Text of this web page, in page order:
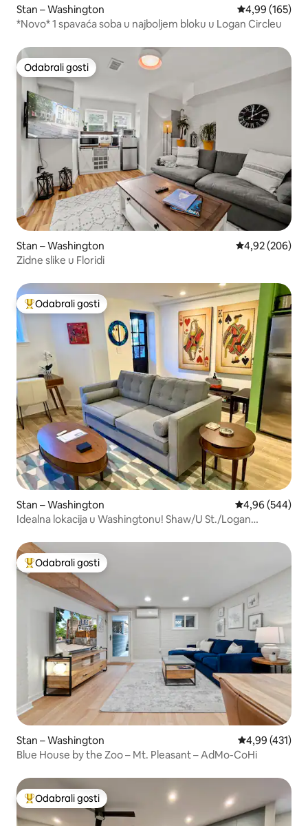
Stan – Washington Prosječna
4,99 (165)
*Novo* 1 spavaća soba u najboljem bloku u Logan Circleu
Odabrali gosti
Odabrali gosti
Stan – Washington Prosječna
4,92 (206)
Zidne slike u Floridi
Među najviše rangiranima s oznakom „Odabrali gosti”
Odabrali gosti
Stan – Washington Prosječna
4,96 (544)
Idealna lokacija u Washingtonu! Shaw/U St./Logan
Među najviše rangiranima s oznakom „Odabrali gosti”
Odabrali gosti
Stan – Washington Prosječna
4,99 (431)
Blue House by the Zoo – Mt. Pleasant – AdMo-CoHi
Među najviše rangiranima s oznakom „Odabrali gosti”
Odabrali gosti